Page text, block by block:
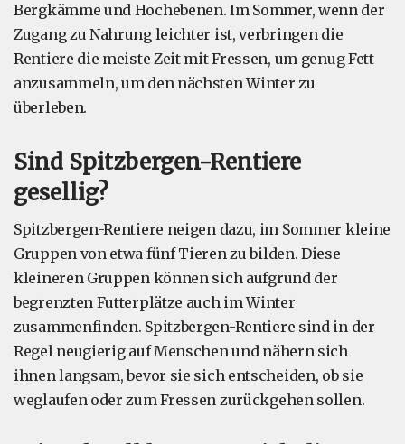
Bergkämme und Hochebenen. Im Sommer, wenn der
Zugang zu Nahrung leichter ist, verbringen die
Rentiere die meiste Zeit mit Fressen, um genug Fett
anzusammeln, um den nächsten Winter zu
überleben.
Sind Spitzbergen-Rentiere
gesellig?
Spitzbergen-Rentiere neigen dazu, im Sommer kleine
Gruppen von etwa fünf Tieren zu bilden. Diese
kleineren Gruppen können sich aufgrund der
begrenzten Futterplätze auch im Winter
zusammenfinden. Spitzbergen-Rentiere sind in der
Regel neugierig auf Menschen und nähern sich
ihnen langsam, bevor sie sich entscheiden, ob sie
weglaufen oder zum Fressen zurückgehen sollen.